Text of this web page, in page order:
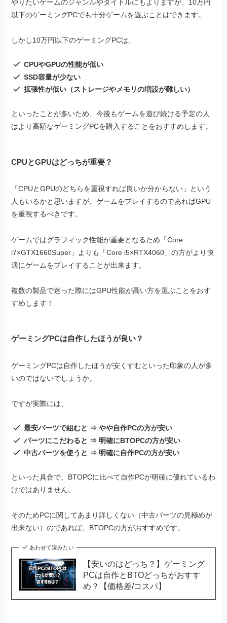
やりたいゲームのジャンルやタイトルにもよりますが、10万円
以下のゲーミングPCでも十分ゲームを遊ぶことはできます。
しかし10万円以下のゲーミングPCは、
CPUやGPUの性能が低い
SSD容量が少ない
拡張性が低い（ストレージやメモリの増設が難しい）
といったことが多いため、今後もゲームを遊び続ける予定の人
はより高額なゲーミングPCを購入することをおすすめします。
CPUとGPUはどっちが重要？
「CPUとGPUのどちらを重視すれば良いか分からない」という
人もいるかと思いますが、ゲームをプレイするのであればGPU
を重視するべきです。
ゲームではグラフィック性能が重要となるため「Core
i7×GTX1660Super」よりも「Core i5×RTX4060」の方がより快
適にゲームをプレイすることが出来ます。
複数の製品で迷った際にはGPU性能が高い方を選ぶことをおす
すめします！
ゲーミングPCは自作したほうが良い？
ゲーミングPCは自作したほうが安くすむといった印象の人が多
いのではないでしょうか。
ですが実際には、
最安パーツで組むと ⇒ やや自作PCの方が安い
パーツにこだわると ⇒ 明確にBTOPCの方が安い
中古パーツを使うと ⇒ 明確に自作PCの方が安い
といった具合で、BTOPCに比べて自作PCが明確に優れているわ
けではありません。
そのためPCに関してあまり詳しくない（中古パーツの見極めが
出来ない）のであれば、BTOPCの方がおすすめです。
あわせて読みたい
【安いのはどっち？】ゲーミング
PCは自作とBTOどっちがおすす
め？【価格差/コスパ】